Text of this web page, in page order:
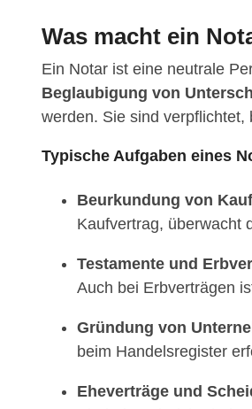
Was macht ein
Ein Notar ist eine neutrale
Beglaubigung von
werden. Sie sind
Typische Aufgaben eines
Beurkundung von
Kaufvertrag, überwacht
Testamente und
Auch bei Erbverträgen
Gründung von
beim Handelsregister
Eheverträge und